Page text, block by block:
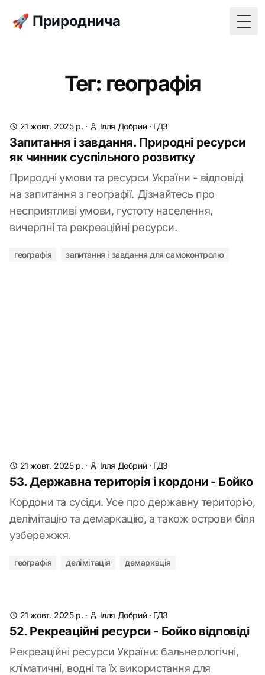
🚀 Природнича
Тег: географія
21 жовт. 2025 р. · Ілля Добрий· ГДЗ
Запитання і завдання. Природні ресурси
як чинник суспільного розвитку
Природні умови та ресурси України - відповіді
на запитання з географії. Дізнайтесь про
несприятливі умови, густоту населення,
вичерпні та рекреаційні ресурси.
географія запитання і завдання для самоконтролю
21 жовт. 2025 р. · Ілля Добрий· ГДЗ
53. Державна територія і кордони - Бойко
Кордони та сусіди. Усе про державну територію,
делімітацію та демаркацію, а також острови біля
узбережжя.
географія делімітація демаркація
21 жовт. 2025 р. · Ілля Добрий· ГДЗ
52. Рекреаційні ресурси - Бойко відповіді
Рекреаційні ресурси України: бальнеологічні,
кліматичні, водні та їх використання для